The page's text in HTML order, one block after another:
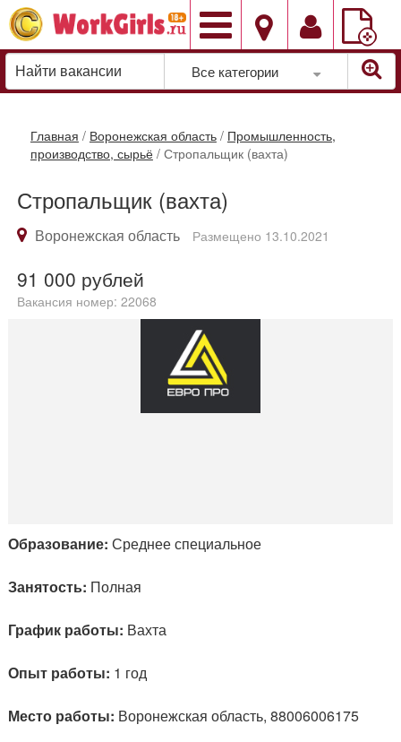
Добавить
вакансию
Все категории
Главная / Воронежская область / Промышленность,
производство, сырьё / Стропальщик (вахта)
Стропальщик (вахта)
Воронежская область Размещено 13.10.2021
91 000 рублей
Вакансия номер: 22068
Образование: Среднее специальное
Занятость: Полная
График работы: Вахта
Опыт работы: 1 год
Место работы: Воронежская область, 88006006175